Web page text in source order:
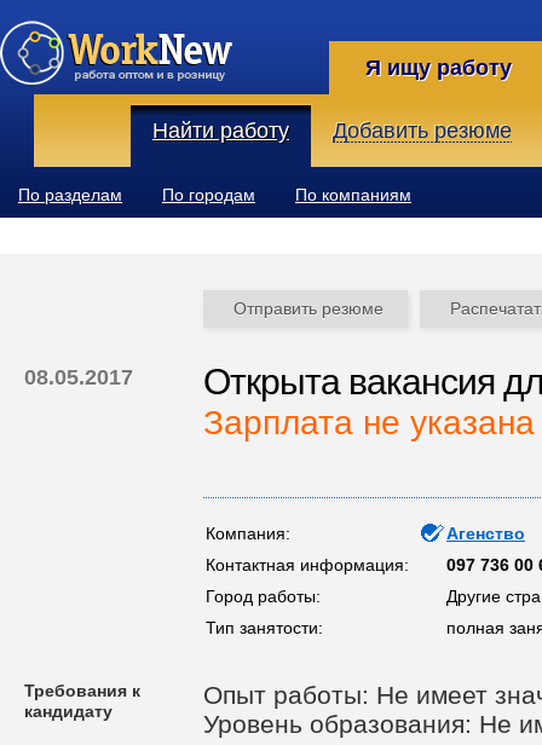
Я ищу работу
Найти работу Добавить резюме
По разделам По городам По компаниям
Отправить резюме
08.05.2017 Открыта вакансия
Зарплата не указана
Компания:
Агенство
Контактная информация:
097 736 00
Город работы:
Другие
Тип занятости:
полная
Требования к
кандидату
Опыт работы: Не имеет
Уровень образования: Не